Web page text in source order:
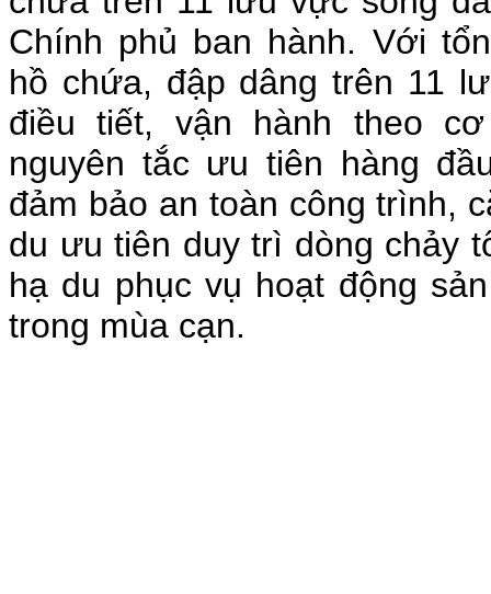
Chính phủ ban hành. Với
hồ chứa, đập dâng trên 11
điều tiết, vận hành theo
nguyên tắc ưu tiên hàng
đảm bảo an toàn công trình,
du ưu tiên duy trì dòng chảy
hạ du phục vụ hoạt động
trong mùa cạn.